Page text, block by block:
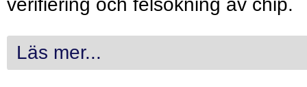
verifiering och felsökning av chip.
Läs mer...